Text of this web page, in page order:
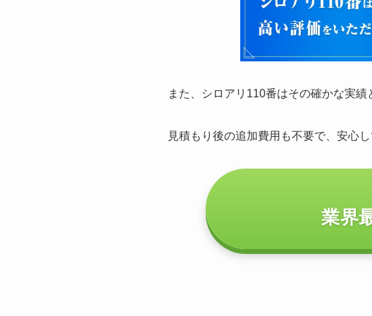
また、シロアリ110番はその確かな実績
見積もり後の追加費用も不要で、安心
業界